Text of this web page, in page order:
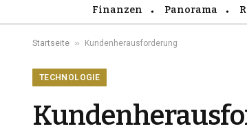
Finanzen Panorama
Startseite » Kundenherausforderung
TECHNOLOGIE